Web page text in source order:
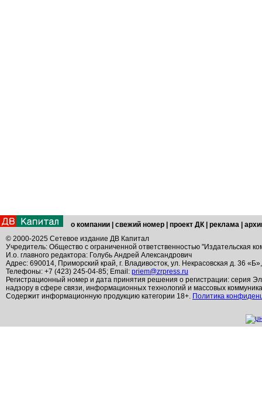
о компании свежий номер проект ДК реклама
© 2000-2025 Сетевое издание ДВ Капитал
Учредитель: Общество с ограниченной ответственностью "Издательская
И.о. главного редактора: Голубь Андрей Александрович
Адрес: 690014, Приморский край, г. Владивосток, ул. Некрасовская д. 36
Телефоны: +7 (423) 245-04-85; Email: priem@zrpress.ru
Регистрационный номер и дата принятия решения о регистрации: серия
надзору в сфере связи, информационных технологий и массовых
Содержит информационную продукцию категории 18+. Политика